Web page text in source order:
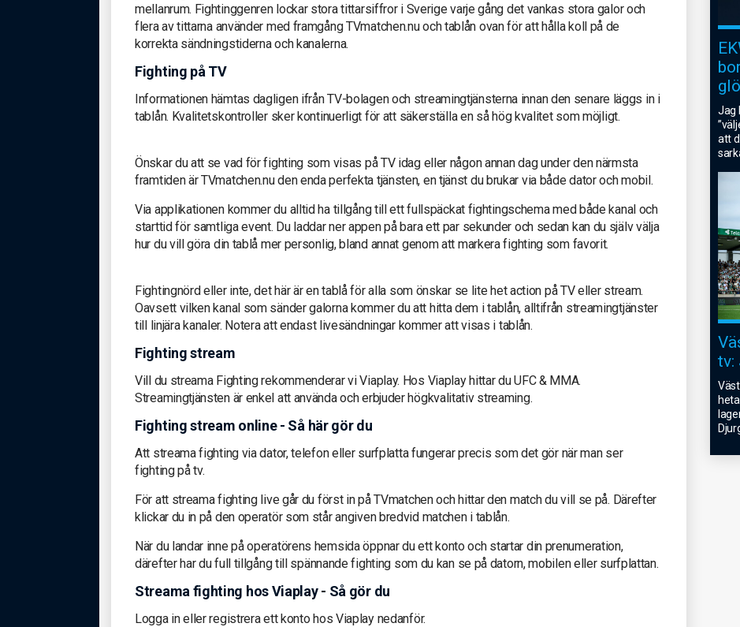
mellanrum. Fightinggenren lockar stora tittarsiffror i Sverige varje gång det vankas stora galor och
flera av tittarna använder med framgång TVmatchen.nu och tablån ovan för att hålla koll på de
korrekta sändningstiderna och kanalerna.
Fighting på TV
Informationen hämtas dagligen ifrån TV-bolagen och streamingtjänsterna innan den senare läggs in i
tablån. Kvalitetskontroller sker kontinuerligt för att säkerställa en så hög kvalitet som möjligt.
Önskar du att se vad för fighting som visas på TV idag eller någon annan dag under den närmsta
framtiden är TVmatchen.nu den enda perfekta tjänsten, en tjänst du brukar via både dator och mobil.
Via applikationen kommer du alltid ha tillgång till ett fullspäckat fightingschema med både kanal och
starttid för samtliga event. Du laddar ner appen på bara ett par sekunder och sedan kan du själv välja
hur du vill göra din tablå mer personlig, bland annat genom att markera fighting som favorit.
Fightingnörd eller inte, det här är en tablå för alla som önskar se lite het action på TV eller stream.
Oavsett vilken kanal som sänder galorna kommer du att hitta dem i tablån, alltifrån streamingtjänster
till linjära kanaler. Notera att endast livesändningar kommer att visas i tablån.
Fighting stream
Vill du streama Fighting rekommenderar vi Viaplay. Hos Viaplay hittar du UFC & MMA.
Streamingtjänsten är enkel att använda och erbjuder högkvalitativ streaming.
Fighting stream online - Så här gör du
Att streama fighting via dator, telefon eller surfplatta fungerar precis som det gör när man ser
fighting på tv.
För att streama fighting live går du först in på TVmatchen och hittar den match du vill se på. Därefter
klickar du in på den operatör som står angiven bredvid matchen i tablån.
När du landar inne på operatörens hemsida öppnar du ett konto och startar din prenumeration,
därefter har du full tillgång till spännande fighting som du kan se på datorn, mobilen eller surfplattan.
Streama fighting hos Viaplay - Så gör du
Logga in eller registrera ett konto hos Viaplay nedanför.
Jag
att
tv: